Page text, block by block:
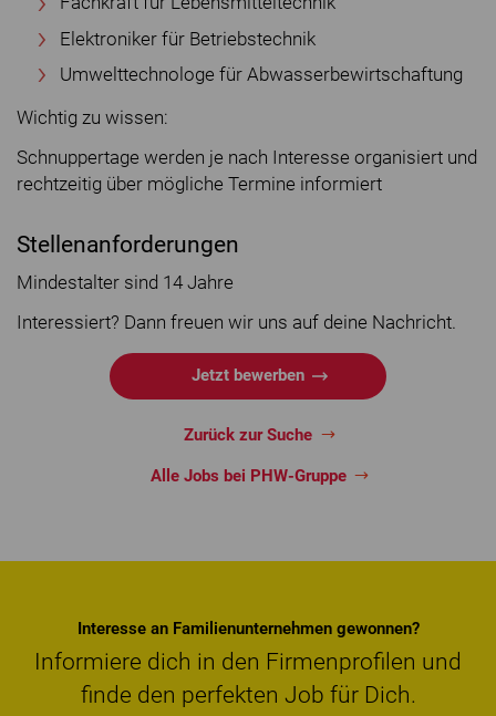
Elektroniker für Betriebstechnik
Umwelttechnologe für Abwasserbewirtschaftung
Wichtig zu wissen:
Schnuppertage werden je nach Interesse organisiert und
rechtzeitig über mögliche Termine informiert
Stellenanforderungen
Mindestalter sind 14 Jahre
Interessiert? Dann freuen wir uns auf deine Nachricht.
Jetzt bewerben
Zurück zur Suche
Alle Jobs bei PHW-Gruppe
Interesse an Familienunternehmen gewonnen?
Informiere dich in den Firmenprofilen und
finde den perfekten Job für Dich.